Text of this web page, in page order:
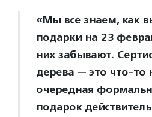
«Мы все знаем, как
подарки на 23
них забывают.
дерева — это что-то
очередная
подарок